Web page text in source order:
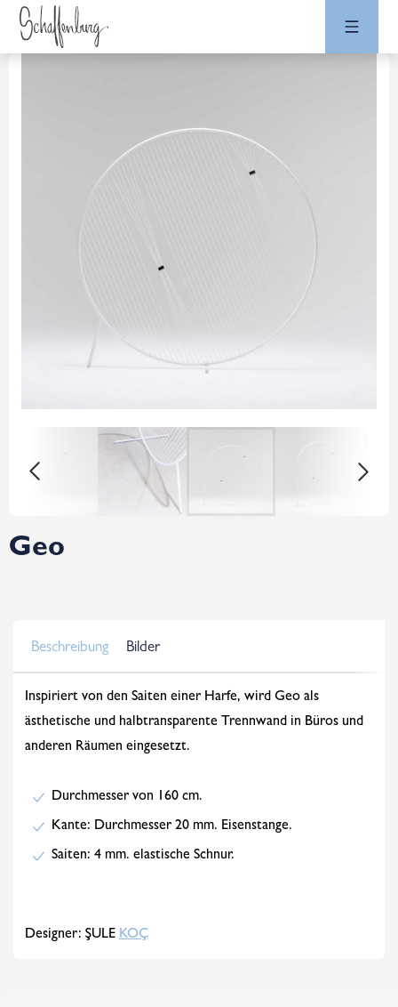
Geo
Beschreibung Bilder
Inspiriert von den Saiten einer Harfe, wird Geo als
ästhetische und halbtransparente Trennwand in Büros und
anderen Räumen eingesetzt.
Durchmesser von 160 cm.
Kante: Durchmesser 20 mm. Eisenstange.
Saiten: 4 mm. elastische Schnur.
Designer: ŞULE KOÇ